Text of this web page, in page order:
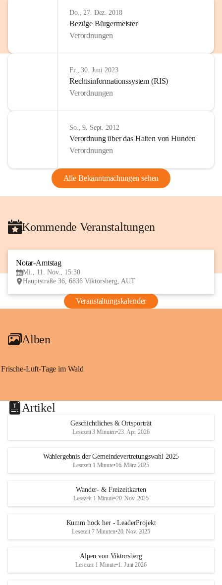
Do., 27. Dez. 2018
Bezüge Bürgermeister
Verordnungen
Fr., 30. Juni 2023
Rechtsinformationssystem (RIS)
Verordnungen
So., 9. Sept. 2012
Verordnung über das Halten von Hunden
Verordnungen
Alle Bekanntmachungen sehen
Kommende Veranstaltungen
Notar-Amtstag
Mi., 11. Nov., 15:30
Hauptstraße 36, 6836 Viktorsberg, AUT
Veranstaltungskalender
Alben
Frische-Luft-Tage im Wald
Artikel
Geschichtliches & Ortsporträt
Lesezeit 3 Minuten•23. Apr. 2026
Wahlergebnis der Gemeindevertretungswahl 2025
Lesezeit 1 Minute•16. März 2025
Wander- & Freizeitkarten
Lesezeit 1 Minute•20. Nov. 2025
Kumm hock her - LeaderProjekt
Lesezeit 7 Minuten•20. Nov. 2025
Alpen von Viktorsberg
Lesezeit 1 Minute•1. Juni 2026